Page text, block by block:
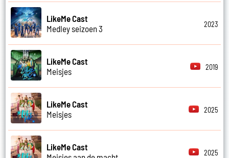
LikeMe Cast
Medley seizoen 3
2023
LikeMe Cast
Meisjes
2019
LikeMe Cast
Meisjes
2025
LikeMe Cast
2025